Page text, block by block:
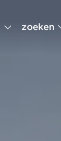
zoeken